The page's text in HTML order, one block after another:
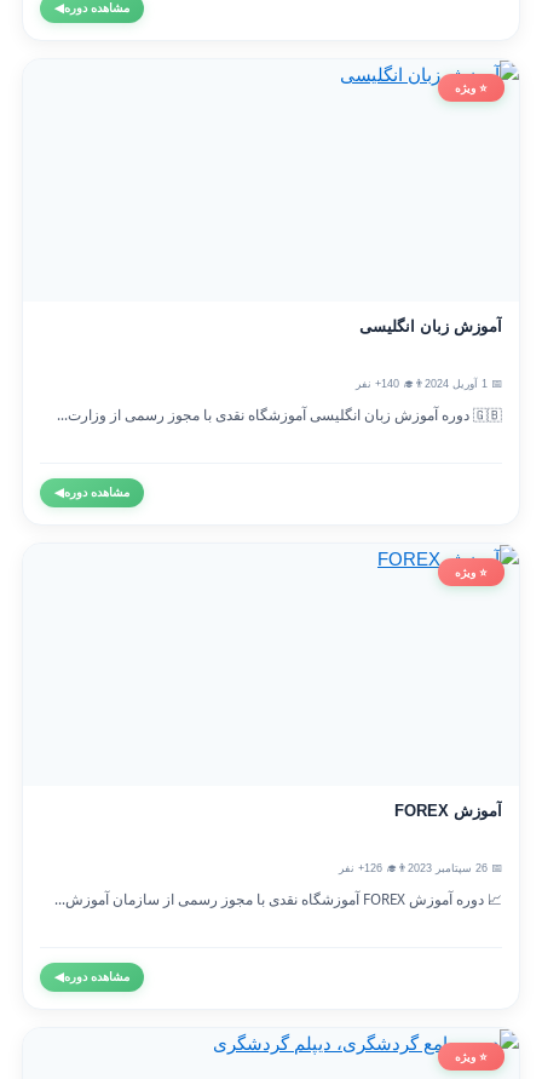
مشاهده دوره◀
⭐ ویژه
آموزش زبان انگلیسی
👨‍🎓 140+ نفر
🇬🇧 دوره آموزش زبان انگلیسی آموزشگاه نقدی با مجوز رسمی از وزارت...
مشاهده دوره◀
⭐ ویژه
آموزش FOREX
👨‍🎓 126+ نفر
📈 دوره آموزش FOREX آموزشگاه نقدی با مجوز رسمی از سازمان آموزش...
مشاهده دوره◀
⭐ ویژه